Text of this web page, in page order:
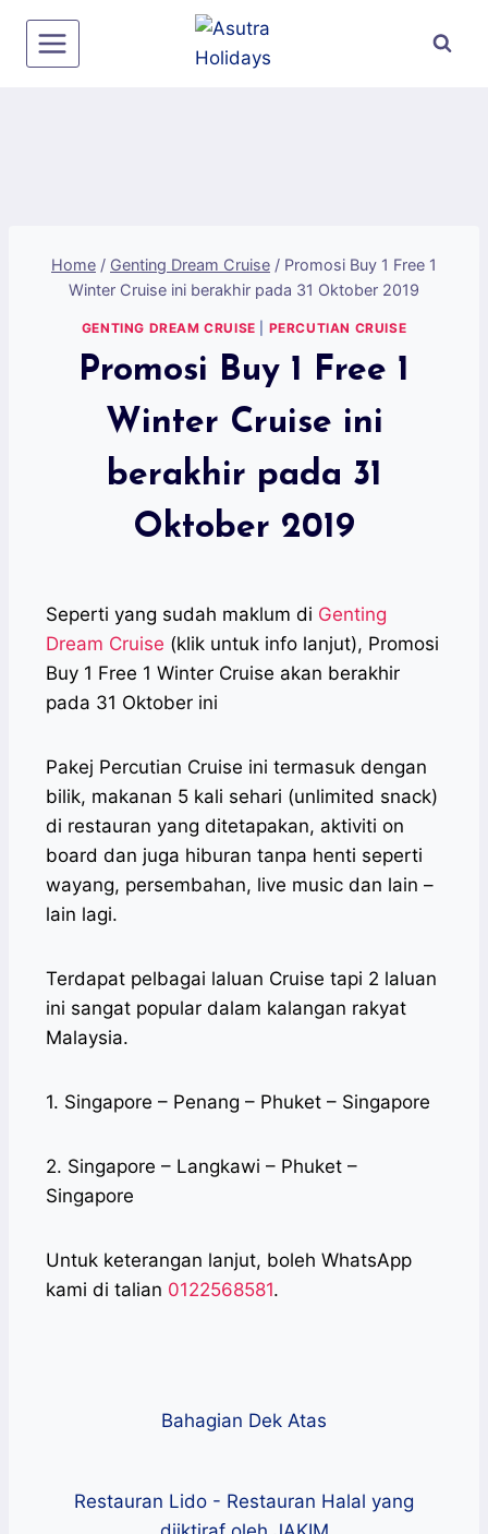
Home / Genting Dream Cruise / Promosi Buy 1 Free 1
Winter Cruise ini berakhir pada 31 Oktober 2019
GENTING DREAM CRUISE PERCUTIAN CRUISE
Promosi Buy 1 Free 1
Winter Cruise ini
berakhir pada 31
Oktober 2019
Seperti yang sudah maklum di Genting
Dream Cruise (klik untuk info lanjut), Promosi
Buy 1 Free 1 Winter Cruise akan berakhir
pada 31 Oktober ini
Pakej Percutian Cruise ini termasuk dengan
bilik, makanan 5 kali sehari (unlimited snack)
di restauran yang ditetapakan, aktiviti on
board dan juga hiburan tanpa henti seperti
wayang, persembahan, live music dan lain –
lain lagi.
Terdapat pelbagai laluan Cruise tapi 2 laluan
ini sangat popular dalam kalangan rakyat
Malaysia.
1. Singapore – Penang – Phuket – Singapore
2. Singapore – Langkawi – Phuket –
Singapore
Untuk keterangan lanjut, boleh WhatsApp
kami di talian 0122568581.
Bahagian Dek Atas
Restauran Lido - Restauran Halal yang